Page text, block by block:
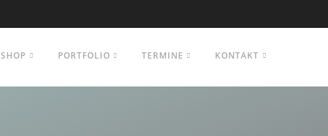
SHOP PORTFOLIO TERMINE KONTAKT